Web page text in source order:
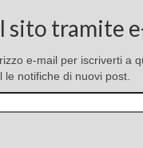
sito tramite
e-mail per iscriverti a
le notifiche di nuovi post.